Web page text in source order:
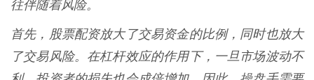
往伴随着风险。
首先，股票配资放大了交易资金的比例，同时也放大
了交易风险。在杠杆效应的作用下，一旦市场波动不